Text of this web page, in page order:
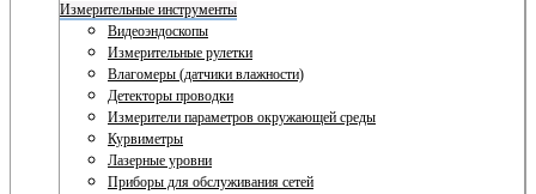
Измерительные инструменты
Видеоэндоскопы
Измерительные рулетки
Влагомеры (датчики влажности)
Детекторы проводки
Измерители параметров окружающей среды
Курвиметры
Лазерные уровни
Приборы для обслуживания сетей